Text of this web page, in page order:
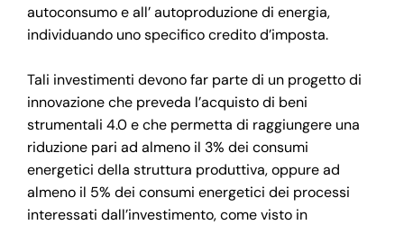
autoconsumo e all’ autoproduzione di energia,
individuando uno specifico credito d’imposta.
Tali investimenti devono far parte di un progetto di
innovazione che preveda l’acquisto di beni
strumentali 4.0 e che permetta di raggiungere una
riduzione pari ad almeno il 3% dei consumi
energetici della struttura produttiva, oppure ad
almeno il 5% dei consumi energetici dei processi
interessati dall’investimento, come visto in